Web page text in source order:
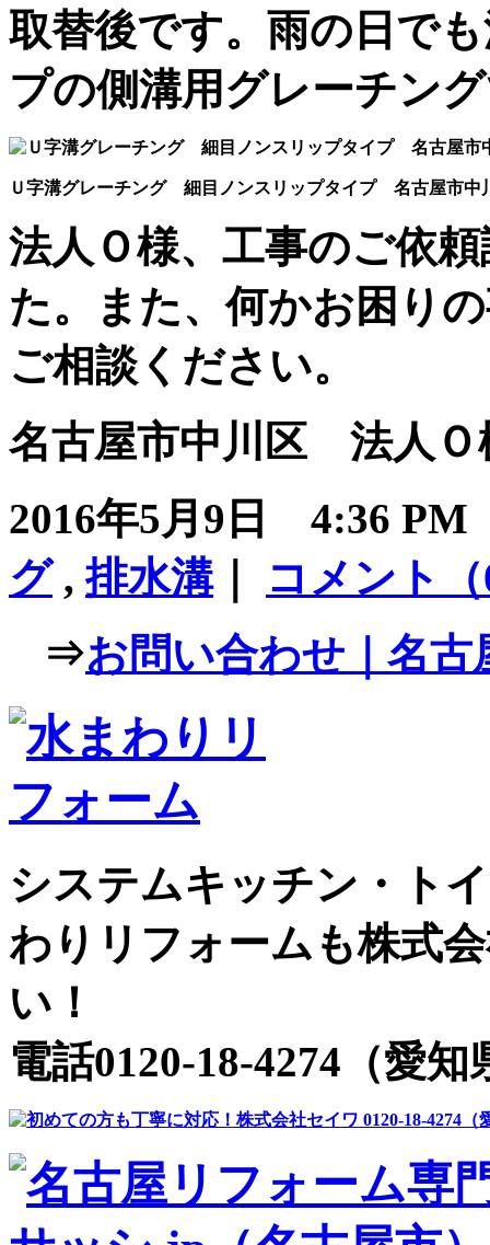
取替後です。雨の日で
プの側溝用グレーチン
Ｕ字溝グレーチング 細目ノンスリップタイプ 名古屋市中
法人Ｏ様、工事のご依
た。また、何かお困り
ご相談ください。
名古屋市中川区 法人
2016年5月9日 4:36
グ,排水溝｜
コメント
⇒お問い合わせ｜名
システムキッチン・ト
わりリフォームも株式
い！
電話0120-18-4274（愛